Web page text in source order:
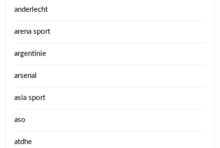
anderlecht
arena sport
argentinie
arsenal
asia sport
aso
atdhe